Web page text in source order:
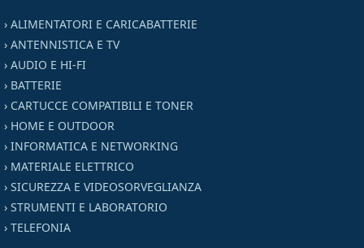
› ALIMENTATORI E CARICABATTERIE
› ANTENNISTICA E TV
› AUDIO E HI-FI
› BATTERIE
› CARTUCCE COMPATIBILI E TONER
› HOME E OUTDOOR
› INFORMATICA E NETWORKING
› MATERIALE ELETTRICO
› SICUREZZA E VIDEOSORVEGLIANZA
› STRUMENTI E LABORATORIO
› TELEFONIA